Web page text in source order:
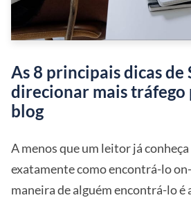
As 8 principais dicas de
direcionar mais tráfego
blog
A menos que um leitor já conheça
exatamente como encontrá-lo
maneira de alguém encontrá-lo é